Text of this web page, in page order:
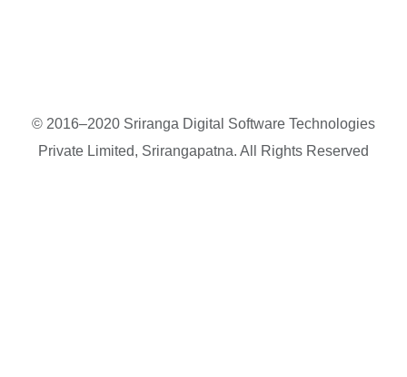
© 2016–2020 Sriranga Digital Software Technologies
Private Limited, Srirangapatna. All Rights Reserved